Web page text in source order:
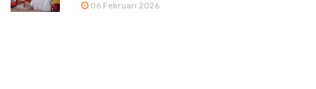
06 Februari 2026